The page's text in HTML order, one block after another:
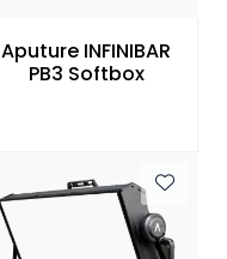
Aputure INFINIBAR
PB3 Softbox